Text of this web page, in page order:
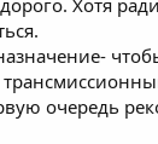
очередь